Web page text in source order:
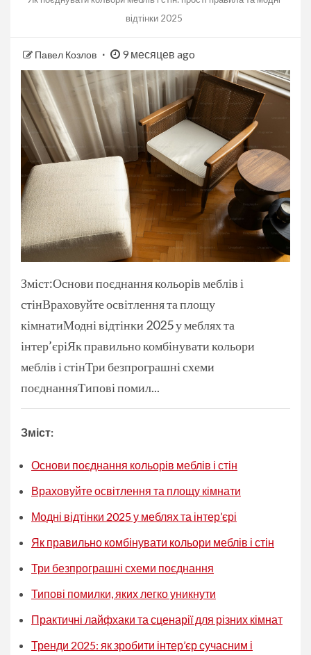
відтінки 2025
Павел Козлов 9 месяцев ago
Зміст:Основи поєднання кольорів меблів і
стінВраховуйте освітлення та площу
кімнатиМодні відтінки 2025 у меблях та
інтер’єріЯк правильно комбінувати кольори
меблів і стінТри безпрограшні схеми
поєднанняТипові помил...
Зміст:
Основи поєднання кольорів меблів і стін
Враховуйте освітлення та площу кімнати
Модні відтінки 2025 у меблях та інтер’єрі
Як правильно комбінувати кольори меблів і стін
Три безпрограшні схеми поєднання
Типові помилки, яких легко уникнути
Практичні лайфхаки та сценарії для різних кімнат
Тренди 2025: як зробити інтер’єр сучасним і